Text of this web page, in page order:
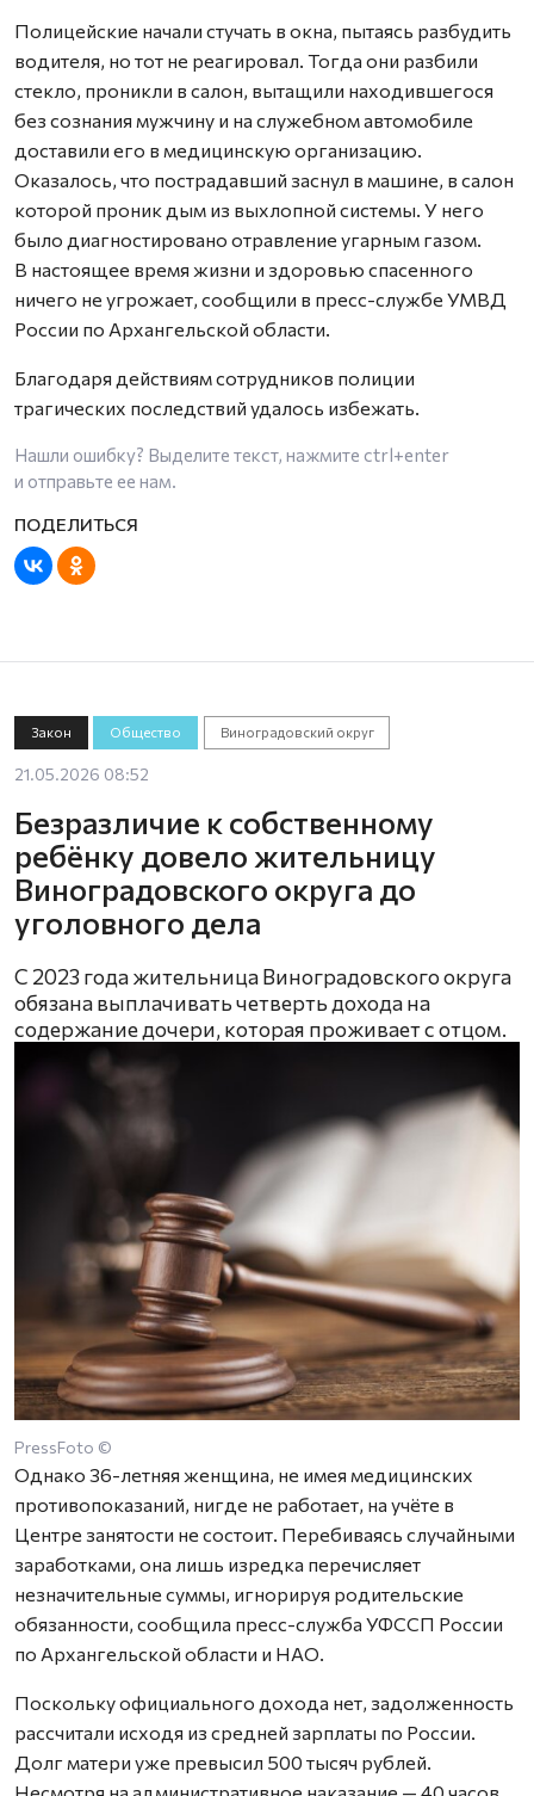
Полицейские начали стучать в окна, пытаясь разбудить
водителя, но тот не реагировал. Тогда они разбили
стекло, проникли в салон, вытащили находившегося
без сознания мужчину и на служебном автомобиле
доставили его в медицинскую организацию.
Оказалось, что пострадавший заснул в машине, в салон
которой проник дым из выхлопной системы. У него
было диагностировано отравление угарным газом.
В настоящее время жизни и здоровью спасенного
ничего не угрожает, сообщили в пресс-службе УМВД
России по Архангельской области.
Благодаря действиям сотрудников полиции
трагических последствий удалось избежать.
Нашли ошибку? Выделите текст, нажмите ctrl+enter
и отправьте ее нам.
Закон Общество Виноградовский округ
21.05.2026 08:52
Безразличие к собственному
ребёнку довело жительницу
Виноградовского округа до
уголовного дела
С 2023 года жительница Виноградовского округа
обязана выплачивать четверть дохода на
содержание дочери, которая проживает с отцом.
PressFoto ©
Однако 36-летняя женщина, не имея медицинских
противопоказаний, нигде не работает, на учёте в
Центре занятости не состоит. Перебиваясь случайными
заработками, она лишь изредка перечисляет
незначительные суммы, игнорируя родительские
обязанности, сообщила пресс-служба УФССП России
по Архангельской области и НАО.
Поскольку официального дохода нет, задолженность
рассчитали исходя из средней зарплаты по России.
Долг матери уже превысил 500 тысяч рублей.
Несмотря на административное наказание — 40 часов